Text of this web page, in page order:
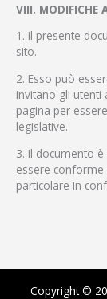
VIII. MODIFICHE
1. Il presente
sito.
2. Esso può
invitano gli utenti
pagina per
legislative.
3. Il documento
essere
particolare in
Copyright ©